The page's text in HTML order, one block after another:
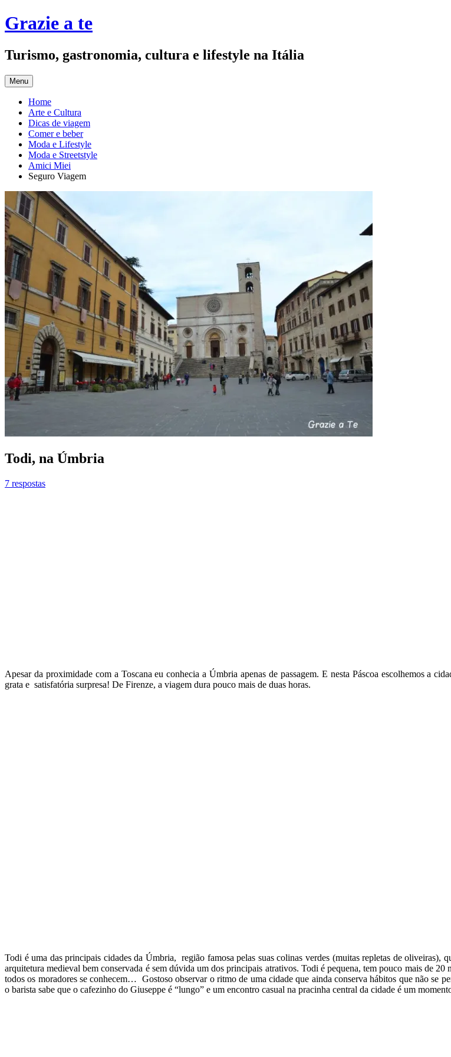
Pular
para
conteúdo
Grazie a te
Turismo, gastronomia, cultura e lifestyle na Itália
Menu
Home
Arte e Cultura
Dicas de viagem
Comer e beber
Moda e Lifestyle
Moda e Streetstyle
Amici Miei
Seguro Viagem
Todi, na Úmbria
7 respostas
Apesar da proximidade com a Toscana eu conhecia a Úmbria apenas de passagem. E nesta Páscoa escolhemos a
grata e satisfatória surpresa! De Firenze, a viagem dura pouco mais de duas horas.
Todi é uma das principais cidades da Úmbria, região famosa pelas suas colinas verdes (muitas repletas de oliveiras),
arquitetura medieval bem conservada é sem dúvida um dos principais atrativos. Todi é pequena, tem pouco mais de
todos os moradores se conhecem… Gostoso observar o ritmo de uma cidade que ainda conserva hábitos que não se
o barista sabe que o cafezinho do Giuseppe é “lungo” e um encontro casual na pracinha central da cidade é um